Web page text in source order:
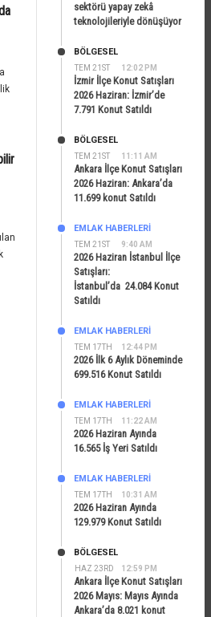
sektörü yapay zekâ
teknolojileriyle dönüşüyor
TEM 21ST 12:02 PM
BÖLGESEL
İzmir İlçe Konut Satışları
2026 Haziran: İzmir’de
7.791 Konut Satıldı
TEM 21ST 11:11 AM
BÖLGESEL
Ankara İlçe Konut Satışları
2026 Haziran: Ankara’da
11.699 konut Satıldı
TEM 21ST 9:40 AM
EMLAK HABERLERI
2026 Haziran İstanbul İlçe
Satışları:
İstanbul’da 24.084 Konut
Satıldı
TEM 17TH 12:44 PM
EMLAK HABERLERI
2026 İlk 6 Aylık Döneminde
699.516 Konut Satıldı
TEM 17TH 11:22 AM
EMLAK HABERLERI
2026 Haziran Ayında
16.565 İş Yeri Satıldı
TEM 17TH 10:31 AM
EMLAK HABERLERI
2026 Haziran Ayında
129.979 Konut Satıldı
HAZ 23RD 12:59 PM
BÖLGESEL
Ankara İlçe Konut Satışları
2026 Mayıs: Mayıs Ayında
Ankara’da 8.021 konut